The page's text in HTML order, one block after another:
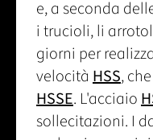
e, a seconda
i trucioli, li
giorni per
velocità HSS,
HSSE. L'acciaio
sollecitazioni. I